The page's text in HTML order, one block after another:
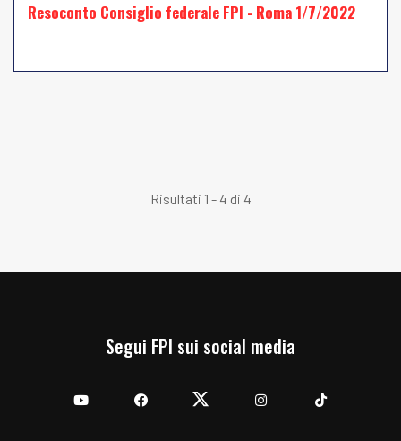
Resoconto Consiglio federale FPI - Roma 1/7/2022
Risultati 1 - 4 di 4
Segui FPI sui social media